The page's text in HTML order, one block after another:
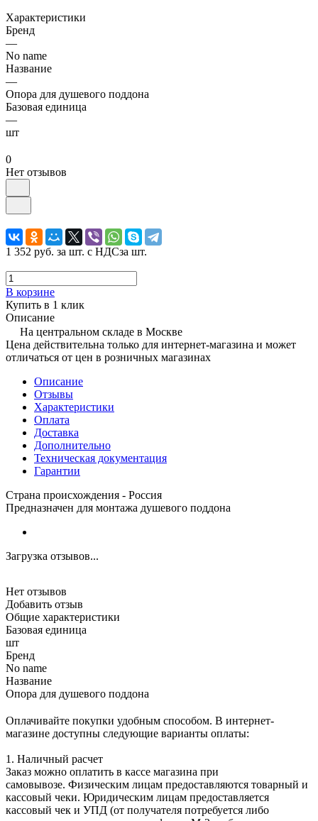
Характеристики
Бренд
—
No name
Название
—
Опора для душевого поддона
Базовая единица
—
шт
0
Нет отзывов
1 352 руб. за шт. с НДСза шт.
В корзине
Купить в 1 клик
Описание
На центральном складе в Москве
Цена действительна только для интернет-магазина и может
отличаться от цен в розничных магазинах
Описание
Отзывы
Характеристики
Оплата
Доставка
Дополнительно
Техническая документация
Гарантии
Страна происхождения - Россия
Предназначен для монтажа душевого поддона
Загрузка отзывов...
Нет отзывов
Добавить отзыв
Общие характеристики
Базовая единица
шт
Бренд
No name
Название
Опора для душевого поддона
Оплачивайте покупки удобным способом. В интернет-
магазине доступны следующие варианты оплаты:
1. Наличный расчет
Заказ можно оплатить в кассе магазина при
самовывозе. Физическим лицам предоставляются товарный и
кассовый чеки. Юридическим лицам предоставляется
кассовый чек и УПД (от получателя потребуется либо